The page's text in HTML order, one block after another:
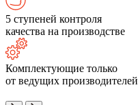
5 ступеней контроля
качества на производстве
Комплектующие только
от ведущих производителей